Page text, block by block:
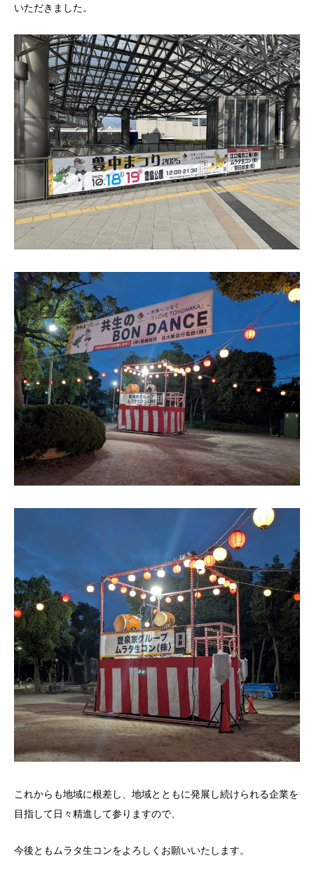
いただきました。
これからも地域に根差し、地域とともに発展し続けられる企業を
目指して日々精進して参りますので、
今後ともムラタ生コンをよろしくお願いいたします。